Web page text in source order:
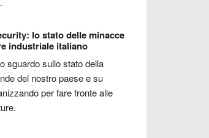
lo stato delle minacce
industriale italiano
sguardo sullo stato della
del nostro paese e su
per fare fronte alle